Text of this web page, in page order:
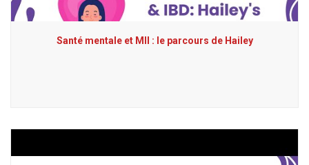
Santé mentale et MII : le parcours de Hailey